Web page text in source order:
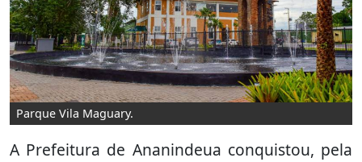
Parque Vila Maguary.
A Prefeitura de Ananindeua conquistou, pela